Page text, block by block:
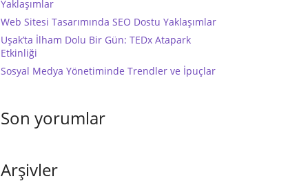
Yaklaşımlar
Web Sitesi Tasarımında SEO Dostu Yaklaşımlar
Uşak’ta İlham Dolu Bir Gün: TEDx Atapark
Etkinliği
Sosyal Medya Yönetiminde Trendler ve İpuçlar
Son yorumlar
Arşivler